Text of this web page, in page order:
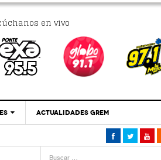
en vivo
‘Se Vale Soñar Con Una
ACTUALIDADES GREM